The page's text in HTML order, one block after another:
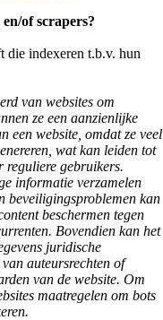
of scrapers?
die indexeren t.b.v. hun
van websites om
ze een aanzienlijke
een website, omdat ze veel
wat kan leiden tot
reguliere gebruikers.
informatie verzamelen
beveiligingsproblemen kan
beschermen tegen
Bovendien kan het
juridische
auteursrechten of
van de website. Om
maatregelen om bots